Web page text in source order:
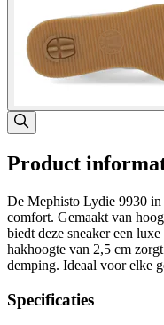
Product
De Mephisto Lydie 9930
comfort. Gemaakt van
biedt deze sneaker een
hakhoogte van 2,5 cm
demping. Ideaal voor elke
Specificaties